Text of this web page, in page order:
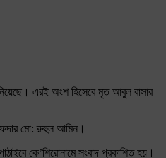
এরই অংশ হিসেবে মৃত আবুল বাসার
মো: রুহুল আমিন।
কে’শিরোনামে সংবাদ প্রকাশিত হয়।